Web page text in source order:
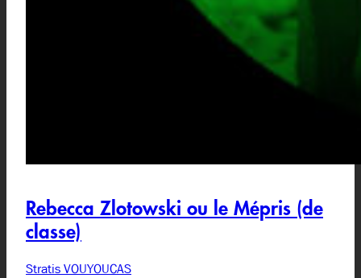
Rebecca Zlotowski ou le Mépris (de
classe)
Stratis VOUYOUCAS